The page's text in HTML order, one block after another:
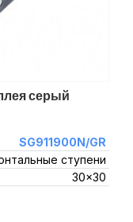
серый
SG911900N/GR
ступени
30x30